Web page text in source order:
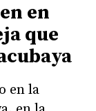
en
que
en la